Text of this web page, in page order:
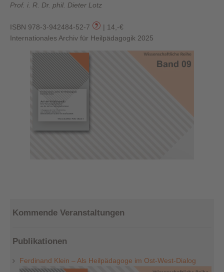
Prof. i. R. Dr. phil. Dieter Lotz
ISBN 978-3-942484-52-7
| 14,-€
Internationales Archiv für Heilpädagogik 2025
Kommende Veranstaltungen
Publikationen
Ferdinand Klein – Als Heilpädagoge im Ost-West-Dialog